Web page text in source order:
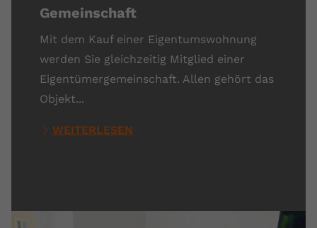
Gemeinschaft
Mit dem Kauf einer Eigentumswohnung
werden Sie gleichzeitig Mitglied einer
Eigentümergemeinschaft. Allen gehört das
Objekt...
WEITERLESEN